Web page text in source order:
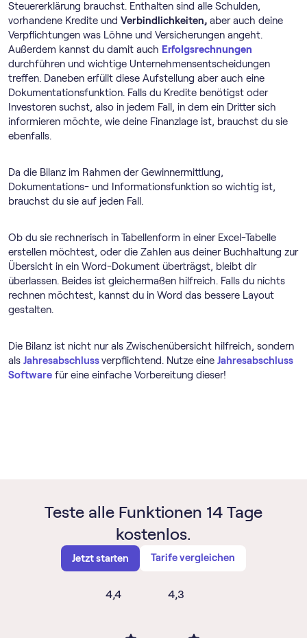
Steuererklärung brauchst. Enthalten sind alle Schulden,
vorhandene Kredite und Verbindlichkeiten, aber auch deine
Verpflichtungen was Löhne und Versicherungen angeht.
Außerdem kannst du damit auch Erfolgsrechnungen
durchführen und wichtige Unternehmensentscheidungen
treffen. Daneben erfüllt diese Aufstellung aber auch eine
Dokumentationsfunktion. Falls du Kredite benötigst oder
Investoren suchst, also in jedem Fall, in dem ein Dritter sich
informieren möchte, wie deine Finanzlage ist, brauchst du sie
ebenfalls.
Da die Bilanz im Rahmen der Gewinnermittlung,
Dokumentations- und Informationsfunktion so wichtig ist,
brauchst du sie auf jeden Fall.
Ob du sie rechnerisch in Tabellenform in einer Excel-Tabelle
erstellen möchtest, oder die Zahlen aus deiner Buchhaltung zur
Übersicht in ein Word-Dokument überträgst, bleibt dir
überlassen. Beides ist gleichermaßen hilfreich. Falls du nichts
rechnen möchtest, kannst du in Word das bessere Layout
gestalten.
Die Bilanz ist nicht nur als Zwischenübersicht hilfreich, sondern
als Jahresabschlussverpflichtend. Nutze eine Jahresabschluss
Software für eine einfache Vorbereitung dieser!
Teste alle Funktionen 14 Tage
kostenlos.
Jetzt starten Tarife vergleichen
4,4 4,3